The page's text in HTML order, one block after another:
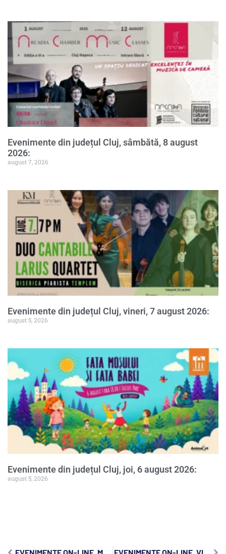
Evenimente din județul Cluj, sâmbătă, 8 august
2026:
august 7, 2026
Evenimente din județul Cluj, vineri, 7 august 2026:
august 5, 2026
Evenimente din județul Cluj, joi, 6 august 2026:
august 5, 2026